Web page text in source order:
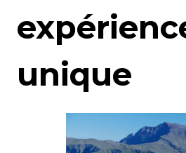
unique